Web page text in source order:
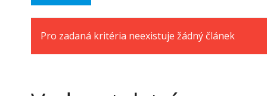
Pro zadaná kritéria neexistuje žádný článek